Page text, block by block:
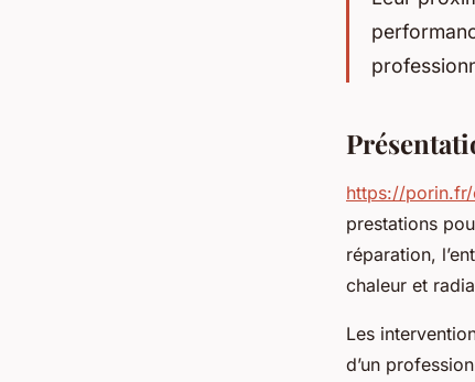
https://
prestations
réparation,
chaleur et
Les
d’un